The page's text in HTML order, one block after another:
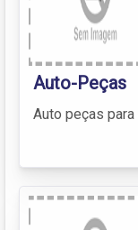
Auto-Peças
Auto peças